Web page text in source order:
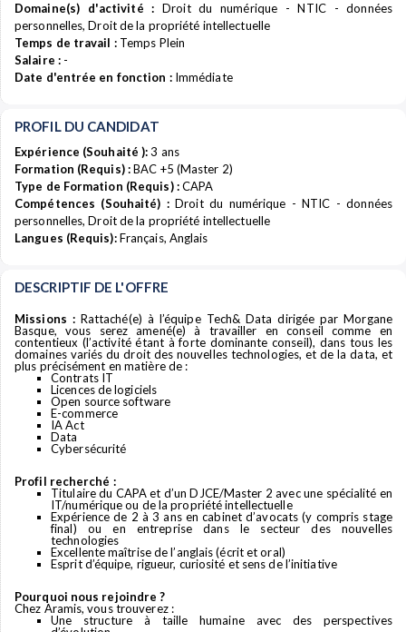
Domaine(s) d'activité : Droit du numérique - NTIC - données
personnelles, Droit de la propriété intellectuelle
Temps de travail :Temps Plein
Salaire :-
Date d'entrée en fonction :Immédiate
PROFIL DU CANDIDAT
Expérience (Souhaité ):3 ans
Formation (Requis) :BAC +5 (Master 2)
Type de Formation (Requis) :CAPA
Compétences (Souhaité) :Droit du numérique - NTIC - données
personnelles, Droit de la propriété intellectuelle
Langues (Requis):Français, Anglais
DESCRIPTIF DE L'OFFRE
Missions : Rattaché(e) à l’équipe Tech& Data dirigée par Morgane
Basque, vous serez amené(e) à travailler en conseil comme en
contentieux (l’activité étant à forte dominante conseil), dans tous les
domaines variés du droit des nouvelles technologies, et de la data, et
plus précisément en matière de :
Contrats IT
Licences de logiciels
Open source software
E-commerce
IA Act
Data
Cybersécurité
Profil recherché :
Titulaire du CAPA et d’un DJCE/Master 2 avec une spécialité en
IT/numérique ou de la propriété intellectuelle
Expérience de 2 à 3 ans en cabinet d’avocats (y compris stage
final) ou en entreprise dans le secteur des nouvelles
technologies
Excellente maîtrise de l’anglais (écrit et oral)
Esprit d’équipe, rigueur, curiosité et sens de l’initiative
Pourquoi nous rejoindre ?
Chez Aramis, vous trouverez :
Une structure à taille humaine avec des perspectives